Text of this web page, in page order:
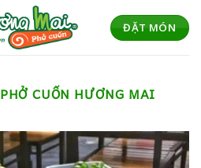
ĐẶT MÓN
PHỞ CUỐN HƯƠNG MAI